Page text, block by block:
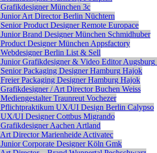
Grafikdesigner München 3c
Junior Art Director Berlin Nüchtern
Senior Product Designer Remote Europace
Junior Brand Designer München Schmidhuber
Product Designer München Appsfactory
Webdesigner Berlin List & Sell
Junior Grafikdesigner & Video Editor Augsburg
Senior Packaging Designer Hamburg Hajok
Freier Packaging Designer Hamburg Hajok
Grafikdesigner / Art Director Buchen Weiss
Mediengestalter Traunreut Vochezer
Pflichtpraktikum UX/UI Design Berlin Calypso
UX/UI Designer Cottbus Migrando
Grafikdesigner Aachen Artland
Art Director Marienheide Activatec
Junior Corporate Designer Köln Gmk